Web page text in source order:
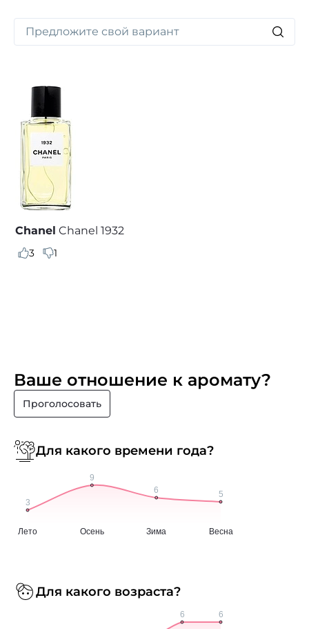
Chanel Chanel 1932
3 1
Ваше отношение к аромату?
Проголосовать
Для какого времени года?
Для какого возраста?